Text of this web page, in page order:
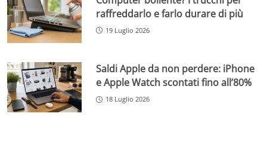
raffreddarlo e farlo durare di più
19 Luglio 2026
Saldi Apple da non perdere: iPhone
e Apple Watch scontati fino all’80%
18 Luglio 2026